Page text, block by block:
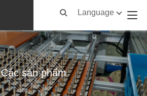
Language
Các sản phẩm